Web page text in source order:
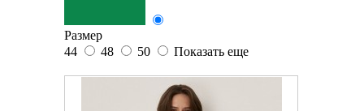
Размер
44
48 50 Показать еще